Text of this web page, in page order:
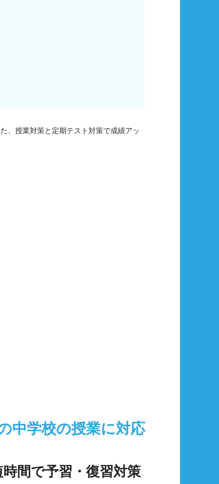
、授業対策と定期テスト対策で成績アッ
中学校の授業に対応
間で予習・復習対策